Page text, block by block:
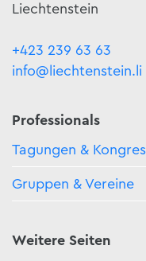
Liechtenstein
+423 239 63 63
info@liechtenstein.li
Professionals
Tagungen &
Gruppen & Vereine
Weitere Seiten